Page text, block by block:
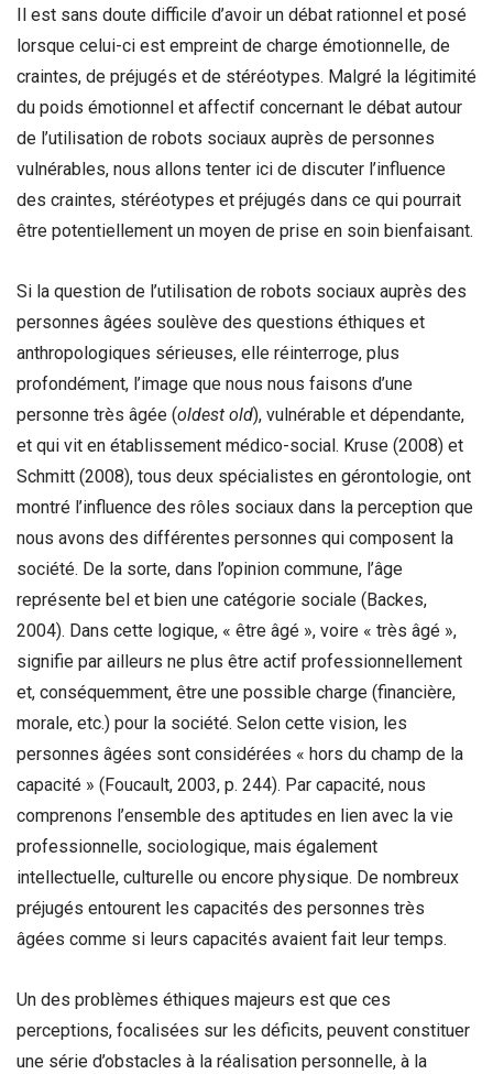
Il est sans doute difficile d’avoir un débat rationnel et posé
lorsque celui-ci est empreint de charge émotionnelle, de
craintes, de préjugés et de stéréotypes. Malgré la légitimité
du poids émotionnel et affectif concernant le débat autour
de l’utilisation de robots sociaux auprès de personnes
vulnérables, nous allons tenter ici de discuter l’influence
des craintes, stéréotypes et préjugés dans ce qui pourrait
être potentiellement un moyen de prise en soin bienfaisant.
Si la question de l’utilisation de robots sociaux auprès des
personnes âgées soulève des questions éthiques et
anthropologiques sérieuses, elle réinterroge, plus
profondément, l’image que nous nous faisons d’une
personne très âgée (oldest old), vulnérable et dépendante,
et qui vit en établissement médico-social. Kruse (2008) et
Schmitt (2008), tous deux spécialistes en gérontologie, ont
montré l’influence des rôles sociaux dans la perception que
nous avons des différentes personnes qui composent la
société. De la sorte, dans l’opinion commune, l’âge
représente bel et bien une catégorie sociale (Backes,
2004). Dans cette logique, « être âgé », voire « très âgé »,
signifie par ailleurs ne plus être actif professionnellement
et, conséquemment, être une possible charge (financière,
morale, etc.) pour la société. Selon cette vision, les
personnes âgées sont considérées « hors du champ de la
capacité » (Foucault, 2003, p. 244). Par capacité, nous
comprenons l’ensemble des aptitudes en lien avec la vie
professionnelle, sociologique, mais également
intellectuelle, culturelle ou encore physique. De nombreux
préjugés entourent les capacités des personnes très
âgées comme si leurs capacités avaient fait leur temps.
Un des problèmes éthiques majeurs est que ces
perceptions, focalisées sur les déficits, peuvent constituer
une série d’obstacles à la réalisation personnelle, à la